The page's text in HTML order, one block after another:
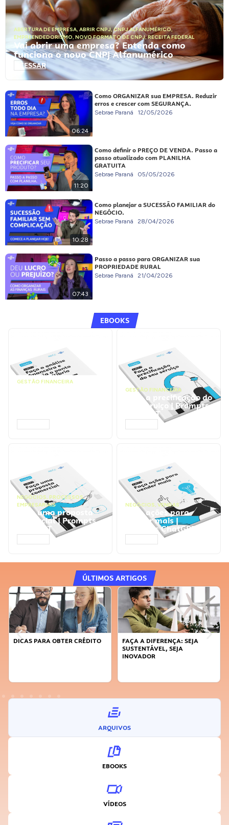
ABERTURA DE EMPRESA, ABRIR CNPJ,CNPJ ALFANUMÉRICO,
EMPREENDEDORISMO, NOVO FORMATO DE CNPJ,RECEITA FEDERAL
Vai abrir uma empresa? Entenda como
funciona o novo CNPJ Alfanumérico
ACESSAR
06:24
Como ORGANIZAR sua EMPRESA. Reduzir
erros e crescer com SEGURANÇA.
Sebrae Paraná 12/05/2026
11:20
Como definir o PREÇO DE VENDA. Passo a
passo atualizado com PLANILHA
GRATUITA
Sebrae Paraná 05/05/2026
10:28
Como planejar a SUCESSÃO FAMILIAR do
NEGÓCIO.
Sebrae Paraná 28/04/2026
07:43
Passo a passo para ORGANIZAR sua
PROPRIEDADE RURAL
Sebrae Paraná 21/04/2026
EBOOKS
GESTÃO FINANCEIRA
GESTÃO FINANCEIRA
Faça a precificação do
seu serviço | Prompts
ChatGPT
NEGÓCIOS, PROCESSOS
EMPRESARIAIS
Faça uma proposta
comercial | Prompts
ChatGPT
NEGÓCIOS, VENDAS
Faça ações para
vender mais |
Prompts ChatGPT
ÚLTIMOS ARTIGOS
DICAS PARA OBTER CRÉDITO
FAÇA A DIFERENÇA: SEJA
SUSTENTÁVEL, SEJA
INOVADOR
ARQUIVOS
EBOOKS
VÍDEOS